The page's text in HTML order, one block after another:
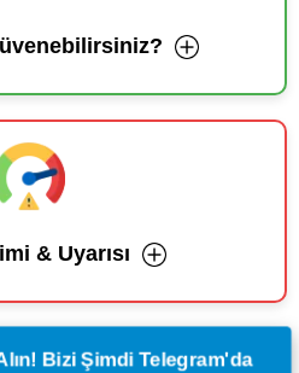
& Uyarısı
Bizi Şimdi Telegram'da